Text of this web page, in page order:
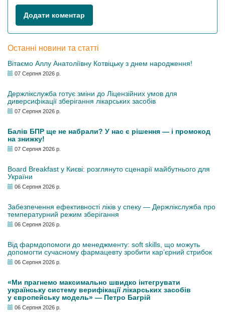
Додати коментар
Останні новини та статті
Вітаємо Аллу Анатоліївну Котвіцьку з днем народження!
07 Серпня 2026 р.
Держлікслужба готує зміни до Ліцензійних умов для
диверсифікації зберігання лікарських засобів
07 Серпня 2026 р.
Балів БПР ще не набрали? У нас є рішення — і промокод
на знижку!
07 Серпня 2026 р.
Board Breakfast у Києві: розглянуто сценарії майбутнього для
України
06 Серпня 2026 р.
Забезпечення ефективності ліків у спеку — Держлікслужба про
температурний режим зберігання
06 Серпня 2026 р.
Від фармдопомоги до менеджменту: soft skills, що можуть
допомогти сучасному фармацевту зробити кар’єрний стрибок
06 Серпня 2026 р.
«Ми прагнемо максимально швидко інтегрувати
українську систему верифікації лікарських засобів
у європейську модель» — Петро Багрій
06 Серпня 2026 р.